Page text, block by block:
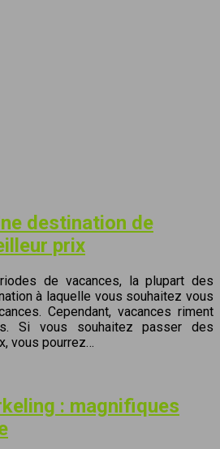
destination de
prix
de vacances, la plupart des
à laquelle vous souhaitez vous
Cependant, vacances riment
Si vous souhaitez passer des
vous pourrez…
: magnifiques